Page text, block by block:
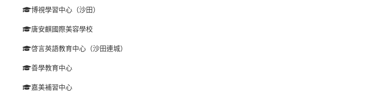
博視學習中心（沙田）
唐安麒國際美容學校
啓言英語教育中心（沙田連城）
善學教育中心
嘉美補習中心